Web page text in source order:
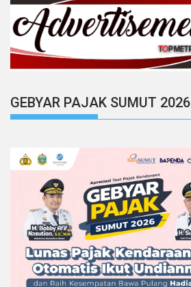
GEBYAR PAJAK SUMUT 2026